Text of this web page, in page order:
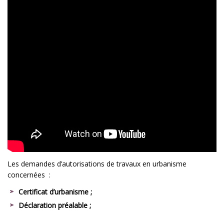
Les demandes d’autorisations de travaux en urbanisme
concernées :
Certificat d’urbanisme ;
Déclaration préalable ;